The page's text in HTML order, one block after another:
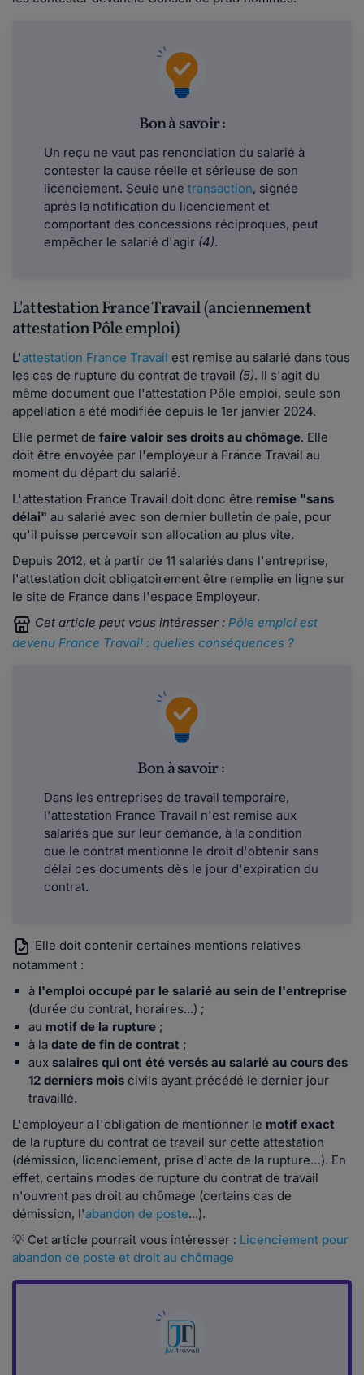
Bon à savoir :
Un reçu ne vaut pas renonciation du salarié à
contester la cause réelle et sérieuse de son
licenciement. Seule une transaction, signée
après la notification du licenciement et
comportant des concessions réciproques, peut
empêcher le salarié d'agir (4).
L'attestation France Travail (anciennement
attestation Pôle emploi)
L'attestation France Travail est remise au salarié dans tous
les cas de rupture du contrat de travail (5). Il s'agit du
même document que l'attestation Pôle emploi, seule son
appellation a été modifiée depuis le 1er janvier 2024.
Elle permet de faire valoir ses droits au chômage. Elle
doit être envoyée par l'employeur à France Travail au
moment du départ du salarié.
L'attestation France Travail doit donc être remise "sans
délai" au salarié avec son dernier bulletin de paie, pour
qu'il puisse percevoir son allocation au plus vite.
Depuis 2012, et à partir de 11 salariés dans l'entreprise,
l'attestation doit obligatoirement être remplie en ligne sur
le site de France dans l'espace Employeur.
Cet article peut vous intéresser : Pôle emploi est
devenu France Travail : quelles conséquences ?
Bon à savoir :
Dans les entreprises de travail temporaire,
l'attestation France Travail n'est remise aux
salariés que sur leur demande, à la condition
que le contrat mentionne le droit d'obtenir sans
délai ces documents dès le jour d'expiration du
contrat.
Elle doit contenir certaines mentions relatives
notamment :
à l'emploi occupé par le salarié au sein de l'entreprise
(durée du contrat, horaires...) ;
au motif de la rupture ;
à la date de fin de contrat ;
aux salaires qui ont été versés au salarié au cours des
12 derniers mois civils ayant précédé le dernier jour
travaillé.
L'employeur a l'obligation de mentionner le motif exact
de la rupture du contrat de travail sur cette attestation
(démission, licenciement, prise d'acte de la rupture…). En
effet, certains modes de rupture du contrat de travail
n'ouvrent pas droit au chômage (certains cas de
démission, l'abandon de poste...).
💡 Cet article pourrait vous intéresser : Licenciement pour
abandon de poste et droit au chômage